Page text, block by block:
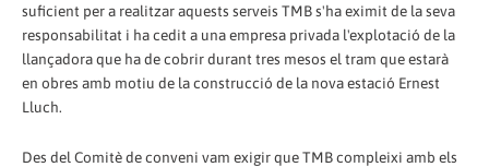
suficient per a realitzar aquests serveis TMB s'ha eximit de la seva
responsabilitat i ha cedit a una empresa privada l'explotació de la
llançadora que ha de cobrir durant tres mesos el tram que estarà
en obres amb motiu de la construcció de la nova estació Ernest
Lluch.
Des del Comitè de conveni vam exigir que TMB compleixi amb els